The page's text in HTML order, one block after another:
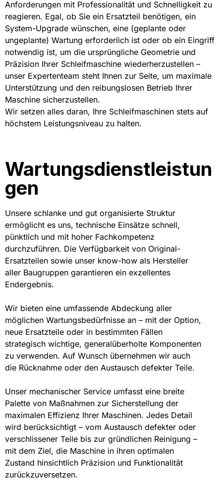
Anforderungen mit Professionalität und Schnelligkeit zu
reagieren. Egal, ob Sie ein Ersatzteil benötigen, ein
System-Upgrade wünschen, eine (geplante oder
ungeplante) Wartung erforderlich ist oder ob ein Eingriff
notwendig ist, um die ursprüngliche Geometrie und
Präzision Ihrer Schleifmaschine wiederherzustellen –
unser Expertenteam steht Ihnen zur Seite, um maximale
Unterstützung und den reibungslosen Betrieb Ihrer
Maschine sicherzustellen.
Wir setzen alles daran, Ihre Schleifmaschinen stets auf
höchstem Leistungsniveau zu halten.
Wartungsdienstleistun
gen
Unsere schlanke und gut organisierte Struktur
ermöglicht es uns, technische Einsätze schnell,
pünktlich und mit hoher Fachkompetenz
durchzuführen. Die Verfügbarkeit von Original-
Ersatzteilen sowie unser know-how als Hersteller
aller Baugruppen garantieren ein exzellentes
Endergebnis.
Wir bieten eine umfassende Abdeckung aller
möglichen Wartungsbedürfnisse an – mit der Option,
neue Ersatzteile oder in bestimmten Fällen
strategisch wichtige, generalüberholte Komponenten
zu verwenden. Auf Wunsch übernehmen wir auch
die Rücknahme oder den Austausch defekter Teile.
Unser mechanischer Service umfasst eine breite
Palette von Maßnahmen zur Sicherstellung der
maximalen Effizienz Ihrer Maschinen. Jedes Detail
wird berücksichtigt – vom Austausch defekter oder
verschlissener Teile bis zur gründlichen Reinigung –
mit dem Ziel, die Maschine in ihren optimalen
Zustand hinsichtlich Präzision und Funktionalität
zurückzuversetzen.